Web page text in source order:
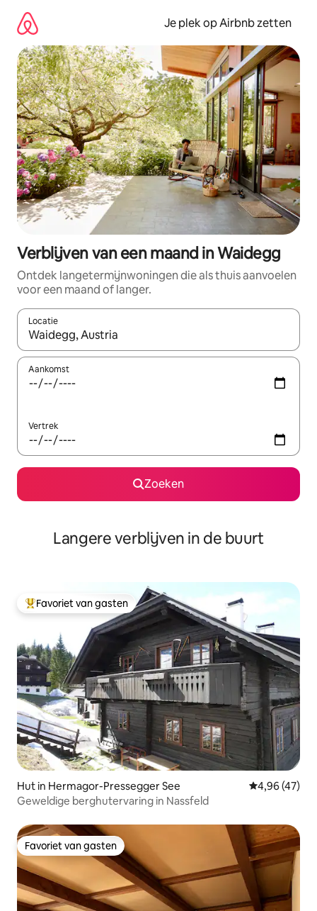
direct
naar
inhoud
Je plek op Airbnb zetten
Verblijven van een maand in Waidegg
Ontdek langetermijnwoningen die als thuis aanvoelen
voor een maand of langer.
Locatie
Wanneer er resultaten beschikbaar zijn, maak je een keuze
Aankomst
Vertrek
Zoeken
Langere verblijven in de buurt
Topfavoriet van gasten
Favoriet van gasten
Hut in Hermagor-Pressegger See Gemiddelde
4,96 (47)
Geweldige berghutervaring in Nassfeld
Favoriet van gasten
Favoriet van gasten